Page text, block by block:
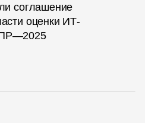
соглашение
оценки ИТ-